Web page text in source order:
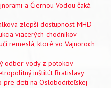
a Čiernou Vodou čaká
zlepší dostupnosť MHD
viacerých chodníkov
remeslá, ktoré vo Vajnoroch
odber vody z potokov
inštitút Bratislavy
pre deti na Osloboditeľskej